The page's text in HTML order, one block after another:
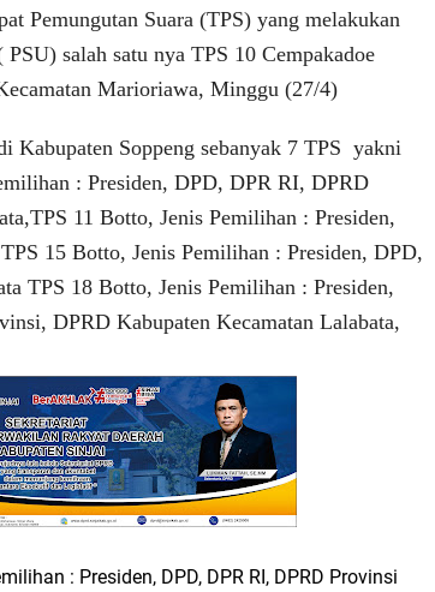
Pemungutan Suara (TPS) yang melakukan
salah satu nya TPS 10 Cempakadoe
Marioriawa, Minggu (27/4)
Kabupaten Soppeng sebanyak 7 TPS yakni
: Presiden, DPD, DPR RI, DPRD
11 Botto, Jenis Pemilihan : Presiden,
15 Botto, Jenis Pemilihan : Presiden, DPD,
TPS 18 Botto, Jenis Pemilihan : Presiden,
DPRD Kabupaten Kecamatan Lalabata,
: Presiden, DPD, DPR RI, DPRD Provinsi